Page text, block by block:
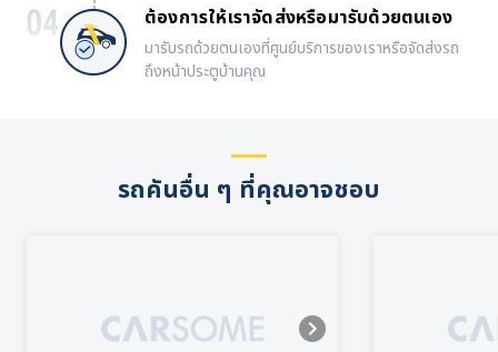
ต้องการให้เราจัดส่งหรือมารับด้วยตนเอง
มารับรถด้วยตนเองที่ศูนย์บริการของเราหรือจัดส่งรถ
ถึงหน้าประตูบ้านคุณ
รถคันอื่น ๆ ที่คุณอาจชอบ